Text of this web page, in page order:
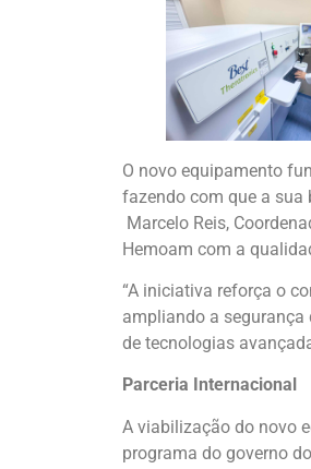
O novo equipamento
fazendo com que a sua
Marcelo Reis,
Hemoam com a
“A iniciativa reforça o
ampliando a
de tecnologias
Parceria Internacional
A viabilização do novo
programa do governo